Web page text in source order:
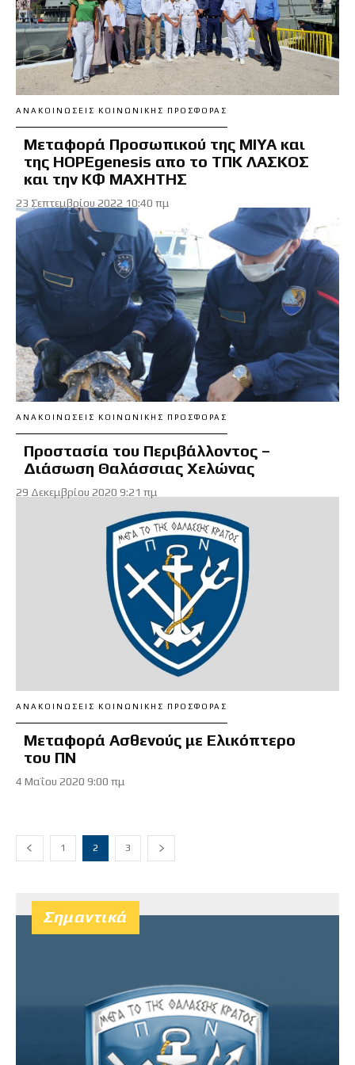
ΑΝΑΚΟΙΝΏΣΕΙΣ ΚΟΙΝΩΝΙΚΉΣ ΠΡΟΣΦΟΡΆΣ
Μεταφορά Προσωπικού της ΜΙΥΑ και
της HOPEgenesis απο το ΤΠΚ ΛΑΣΚΟΣ
και την ΚΦ ΜΑΧΗΤΗΣ
23 Σεπτεμβρίου 2022 10:40 πμ
ΑΝΑΚΟΙΝΏΣΕΙΣ ΚΟΙΝΩΝΙΚΉΣ ΠΡΟΣΦΟΡΆΣ
Προστασία του Περιβάλλοντος –
Διάσωση Θαλάσσιας Χελώνας
29 Δεκεμβρίου 2020 9:21 πμ
ΑΝΑΚΟΙΝΏΣΕΙΣ ΚΟΙΝΩΝΙΚΉΣ ΠΡΟΣΦΟΡΆΣ
Μεταφορά Ασθενούς με Ελικόπτερο
του ΠΝ
4 Μαΐου 2020 9:00 πμ
1 2 3
Σημαντικά